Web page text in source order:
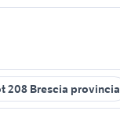
208 Brescia provincia